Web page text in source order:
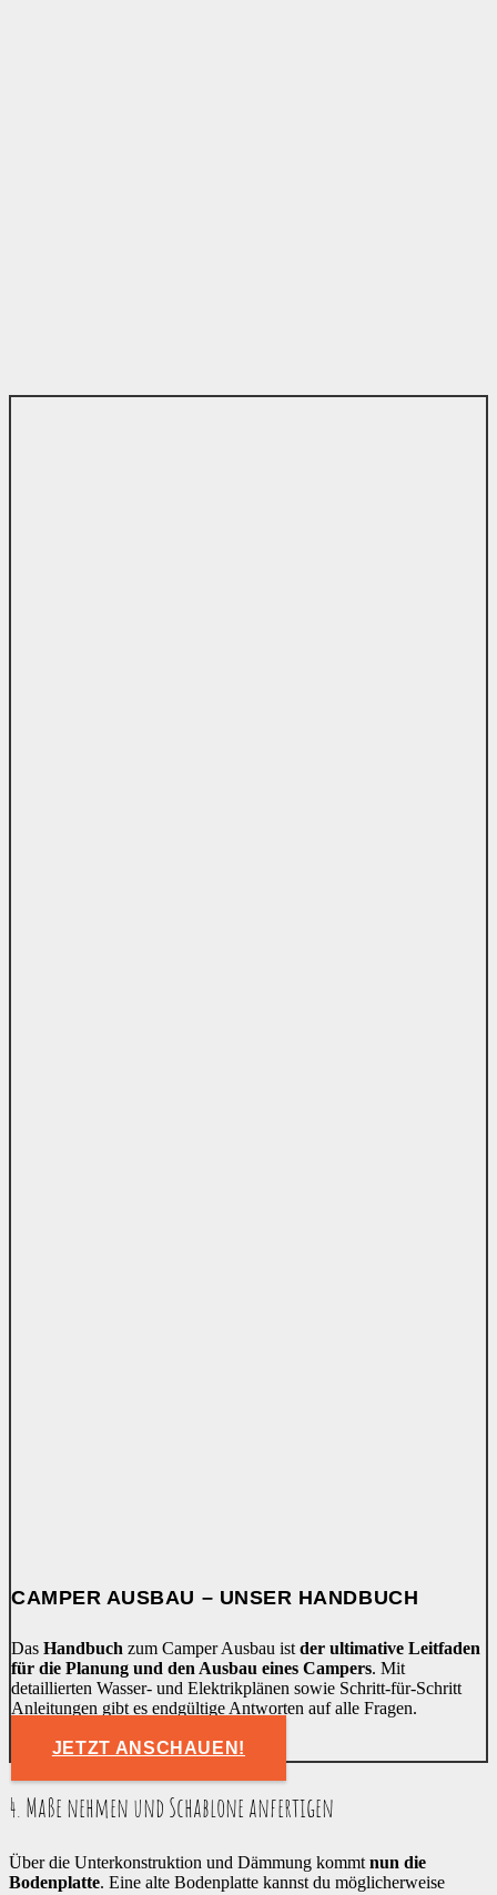
CAMPER AUSBAU – UNSER HANDBUCH
Das Handbuch zum Camper Ausbau ist der ultimative Leitfaden
für die Planung und den Ausbau eines Campers. Mit
detaillierten Wasser- und Elektrikplänen sowie Schritt-für-Schritt
Anleitungen gibt es endgültige Antworten auf alle Fragen.
JETZT ANSCHAUEN!
4. Maße nehmen und Schablone anfertigen
Über die Unterkonstruktion und Dämmung kommt nun die
Bodenplatte. Eine alte Bodenplatte kannst du möglicherweise